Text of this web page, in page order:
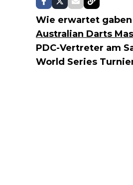
Wie erwartet
Australian Darts
PDC-Vertreter am
World Series